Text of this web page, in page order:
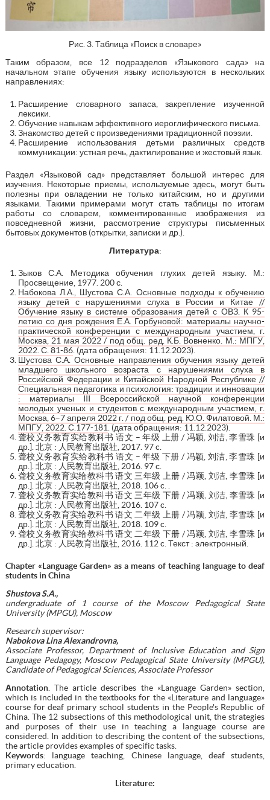
Рис. 3. Таблица «Поиск в словаре»
Таким образом, все 12 подразделов «Языкового сада» на
начальном этапе обучения языку используются в нескольких
направлениях:
Расширение словарного запаса, закрепление изученной
лексики.
Обучение навыкам эффективного иероглифического письма.
Знакомство детей с произведениями традиционной поэзии.
Расширение использования детьми различных средств
коммуникации: устная речь, дактилирование и жестовый язык.
Раздел «Языковой сад» представляет большой интерес для
изучения. Некоторые приемы, используемые здесь, могут быть
полезны при овладении не только китайским, но и другими
языками. Такими примерами могут стать таблицы по итогам
работы со словарем, комментированные изображения из
повседневной жизни, рассмотрение структуры письменных
бытовых документов (открытки, записки и др.).
Литература:
Зыков С.А. Методика обучения глухих детей языку. М.:
Просвещение, 1977. 200 с.
Набокова Л.А., Шустова С.А. Основные подходы к обучению
языку детей с нарушениями слуха в России и Китае //
Обучение языку в системе образования детей с ОВЗ. К 95-
летию со дня рождения Е.А. Горбуновой: материалы научно-
практической конференции с международным участием, г.
Москва, 21 мая 2022 / под общ. ред. К.Б. Вовненко. М.: МПГУ,
2022. С. 81-86. (дата обращения: 11.12.2023).
Шустова С.А. Основные направления обучения языку детей
младшего школьного возраста с нарушениями слуха в
Российской Федерации и Китайской Народной Республике //
Специальная педагогика и психология: традиции и инновации
: материалы III Всероссийской научной конференции
молодых ученых и студентов с международным участием, г.
Москва, 6–7 апреля 2022 г. / под общ. ред. Ю.О. Филатовой. М.:
МПГУ, 2022. С.177-181. (дата обращения: 11.12.2023).
聋校义务教育实给教科书 语文 – 年级 上册 / 冯颖, 刘洁, 李雪珠 [и
др.]. 北京 : 人民教育出版社, 2017. 97 c.
聋校义务教育实给教科书 语文 – 年级 下册 / 冯颖, 刘洁, 李雪珠 [и
др.]. 北京 : 人民教育出版社, 2016. 97 с.
聋校义务教育实给教科书 语文 三年级 上册 / 冯颖, 刘洁, 李雪珠 [и
др.]. 北京 : 人民教育出版社, 2018. 106 c. .
聋校义务教育实给教科书 语文 三年级 下册 / 冯颖, 刘洁, 李雪珠 [и
др.]. 北京 : 人民教育出版社, 2016. 107 c.
聋校义务教育实给教科书 语文 二年级 上册 / 冯颖, 刘洁, 李雪珠 [и
др.]. 北京 : 人民教育出版社, 2018. 109 c.
聋校义务教育实给教科书 语文 二年级 下册 / 冯颖, 刘洁, 李雪珠 [и
др.]. 北京 : 人民教育出版社, 2016. 112 c. Текст : электронный.
Chapter «Language Garden» as a means of teaching language to deaf
students in China
Shustova S.A.,
undergraduate of 1 course of the Moscow Pedagogical State
University (MPGU), Moscow
Research supervisor:
Nabokova Lina Alexandrovna,
Associate Professor, Department of Inclusive Education and Sign
Language Pedagogy, Moscow Pedagogical State University (MPGU),
Candidate of Pedagogical Sciences, Associate Professor
Аnnotation. The article describes the «Language Garden» section,
which is included in the textbooks for the «Literature and language»
course for deaf primary school students in the People's Republic of
China. The 12 subsections of this methodological unit, the strategies
and purposes of their use in teaching a language course are
considered. In addition to describing the content of the subsections,
the article provides examples of specific tasks.
Keywords: language teaching, Chinese language, deaf students,
primary education.
Literature: